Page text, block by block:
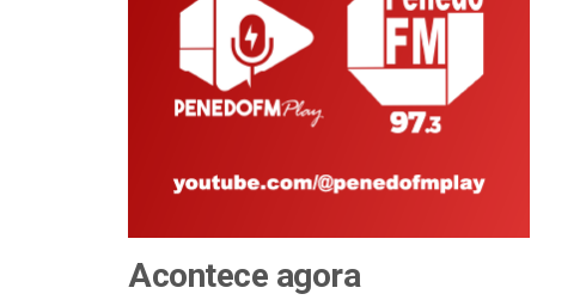
Acontece agora